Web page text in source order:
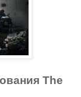
The